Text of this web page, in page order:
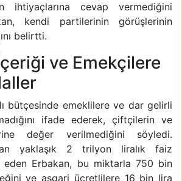
ihtiyaçlarına cevap vermediğini
kendi partilerinin görüşlerinin
belirtti.
ve Emekçilere
bütçesinde emeklilere ve dar gelirli
ifade ederek, çiftçilerin ve
değer verilmediğini söyledi.
yaklaşık 2 trilyon liralık faiz
eden Erbakan, bu miktarla 750 bin
ve asgari ücretlilere 16 bin lira